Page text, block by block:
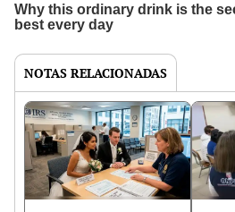
NOTAS RELACIONADAS